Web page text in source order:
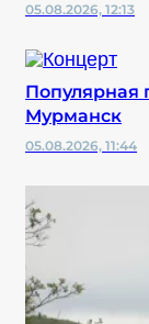
05.08.2026, 12:13
Популярная
Мурманск
05.08.2026, 11:44